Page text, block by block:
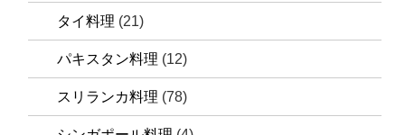
タイ料理 (21)
パキスタン料理 (12)
スリランカ料理 (78)